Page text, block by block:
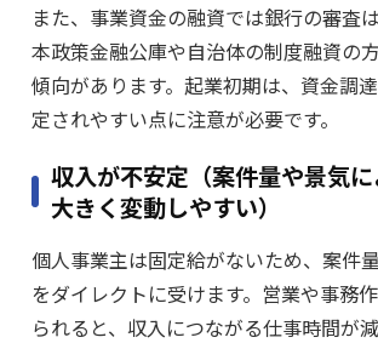
また、事業資金の融資では銀行の審査
本政策金融公庫や自治体の制度融資の
傾向があります。起業初期は、資金調
定されやすい点に注意が必要です。
収入が不安定（案件量や景気
大きく変動しやすい）
個人事業主は固定給がないため、案件
をダイレクトに受けます。営業や事務
られると、収入につながる仕事時間が